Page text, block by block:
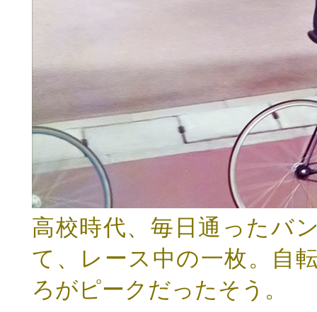
高校時代、毎日通ったバ
て、レース中の一枚。自
ろがピークだったそう。